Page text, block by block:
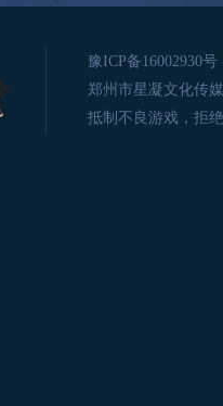
豫ICP备16002930号
郑州市星凝文化传
抵制不良游戏，拒